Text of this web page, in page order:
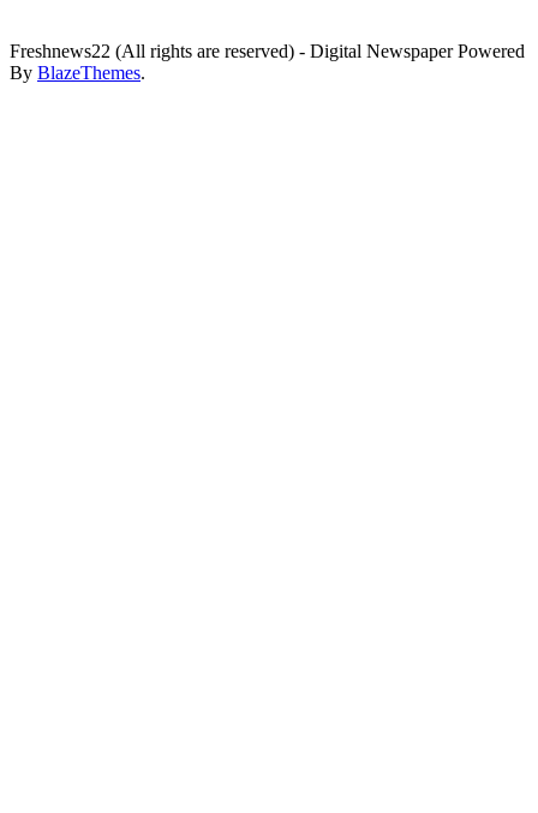
Freshnews22 (All rights are reserved) - Digital Newspaper Powered
By BlazeThemes.